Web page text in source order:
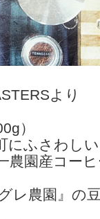
より
）
にふさわし
農園産コー
レ農園』の